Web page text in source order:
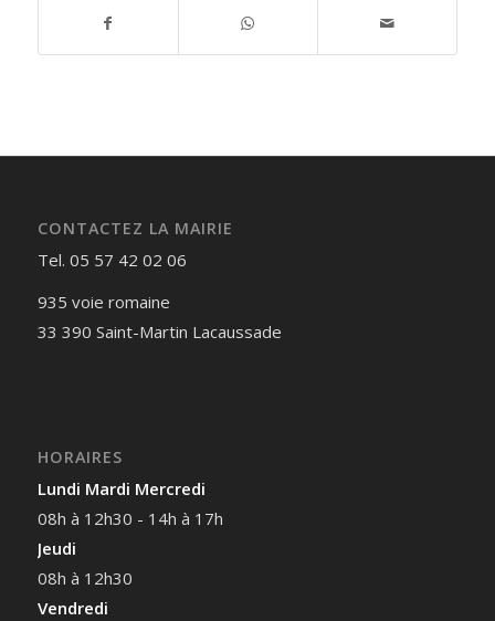
CONTACTEZ LA MAIRIE
Tel. 05 57 42 02 06
935 voie romaine
33 390 Saint-Martin Lacaussade
HORAIRES
Lundi Mardi Mercredi
08h à 12h30 - 14h à 17h
Jeudi
08h à 12h30
Vendredi